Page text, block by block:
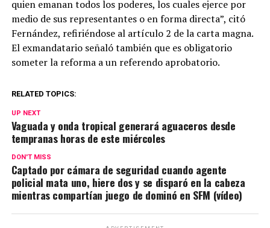
quien emanan todos los poderes, los cuales ejerce por
medio de sus representantes o en forma directa”, citó
Fernández, refiriéndose al artículo 2 de la carta magna.
El exmandatario señaló también que es obligatorio
someter la reforma a un referendo aprobatorio.
RELATED TOPICS:
UP NEXT
Vaguada y onda tropical generará aguaceros desde
tempranas horas de este miércoles
DON'T MISS
Captado por cámara de seguridad cuando agente
policial mata uno, hiere dos y se disparó en la cabeza
mientras compartían juego de dominó en SFM (vídeo)